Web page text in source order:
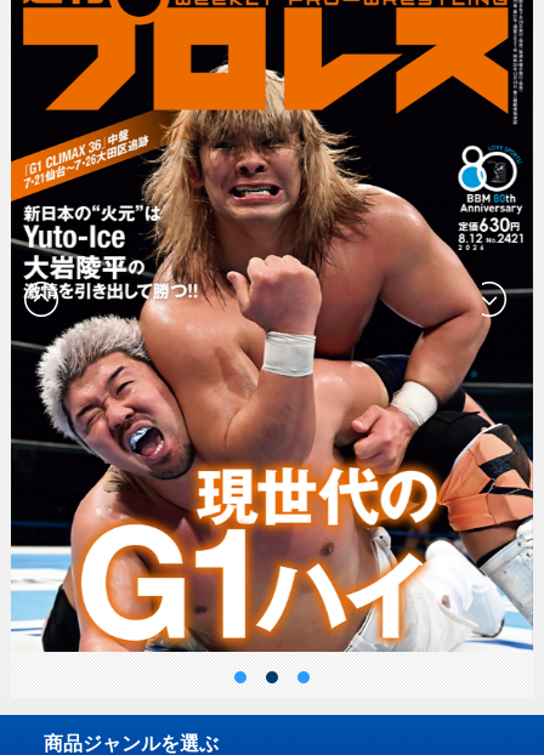
商品ジャンルを選ぶ